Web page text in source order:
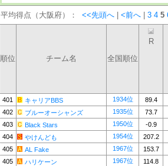
平均得点（大阪府）： <<先頭へ <前へ 3 4 5
順位 チーム名 全国順位
R
401 キャリアBBS 1934位
89.4
402
ブルーオーシャンズ 1935位
73.7
403
Black Stars 1950位
-0.9
404
やけんども 1954位
207.2
405
AL Fake 1967位
153.7
405
ハリケーン 1967位
114.8